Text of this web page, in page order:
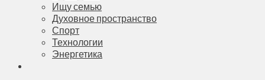
Ищу семью
Духовное пространство
Спорт
Технологии
Энергетика